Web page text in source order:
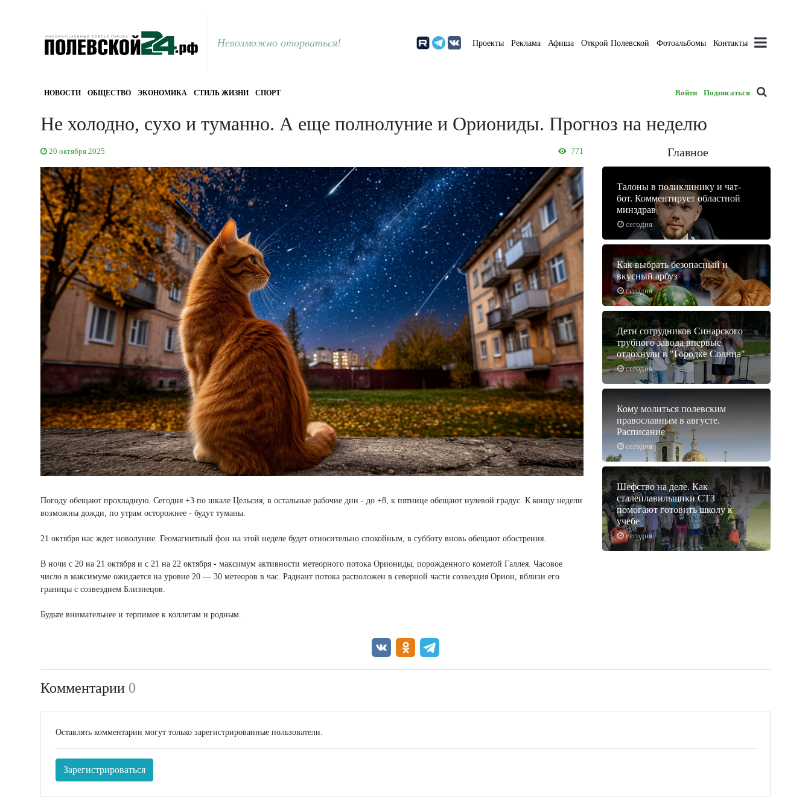
Невозможно оторваться! Проекты Реклама Афиша Открой Полевской Фотоальбомы Контакты
НОВОСТИ ОБЩЕСТВО ЭКОНОМИКА СТИЛЬ ЖИЗНИ СПОРТ Войти Подписаться
Не холодно, сухо и туманно. А еще полнолуние и Ориониды. Прогноз на неделю
20 октября 2025 771
Погоду обещают прохладную. Сегодня +3 по шкале Цельсия, в остальные рабочие дни - до +8, к пятнице обещают нулевой градус. К концу недели
возможны дожди, по утрам осторожнее - будут туманы.
21 октября нас ждет новолуние. Геомагнитный фон на этой неделе будет относительно спокойным, в субботу вновь обещают обострения.
В ночи с 20 на 21 октября и с 21 на 22 октября - максимум активности метеорного потока Ориониды, порожденного кометой Галлея. Часовое
число в максимуме ожидается на уровне 20 — 30 метеоров в час. Радиант потока расположен в северной части созвездия Орион, вблизи его
границы с созвездием Близнецов.
Будьте внимательнее и терпимее к коллегам и родным.
Главное
сегодня
Талоны в поликлинику и чат-
бот. Комментирует областной
минздрав
сегодня
Как выбрать безопасный и
вкусный арбуз
сегодня
Дети сотрудников Синарского
трубного завода впервые
отдохнули в "Городке Солнца"
сегодня
Кому молиться полевским
православным в августе.
Расписание
сегодня
Шефство на деле. Как
сталеплавильщики СТЗ
помогают готовить школу к
учебе
Комментарии 0
Оставлять комментарии могут только зарегистрированные пользователи.
Зарегистрироваться